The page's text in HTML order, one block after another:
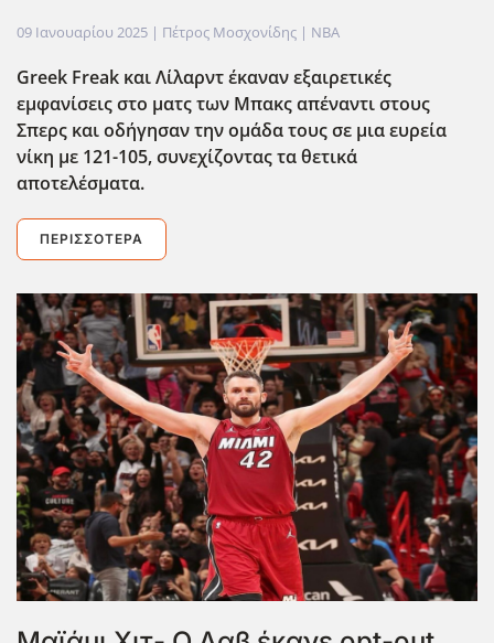
09 Ιανουαρίου 2025 | Πέτρος Μοσχονίδης | NBA
Greek Freak και Λίλαρντ έκαναν εξαιρετικές
εμφανίσεις στο ματς των Μπακς απέναντι στους
Σπερς και οδήγησαν την ομάδα τους σε μια ευρεία
νίκη με 121-105, συνεχίζοντας τα θετικά
αποτελέσματα.
ΠΕΡΙΣΣΌΤΕΡΑ